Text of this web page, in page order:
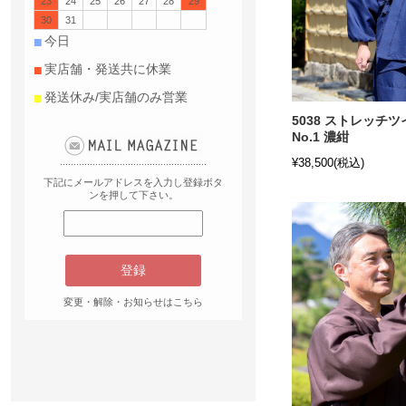
5038 ストレッチツ
No.1 濃紺
¥38,500(税込)
30
31
■ 今日
■ 実店舗・発送共に休業
■ 発送休み/実店舗のみ営業
下記にメールアドレスを入力し登録ボタ
ンを押して下さい。
変更・解除・お知らせはこちら